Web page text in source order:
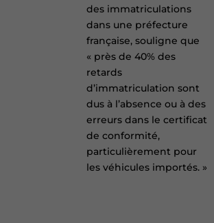
des immatriculations
dans une préfecture
française, souligne que
« près de 40% des
retards
d’immatriculation sont
dus à l’absence ou à des
erreurs dans le certificat
de conformité,
particulièrement pour
les véhicules importés. »